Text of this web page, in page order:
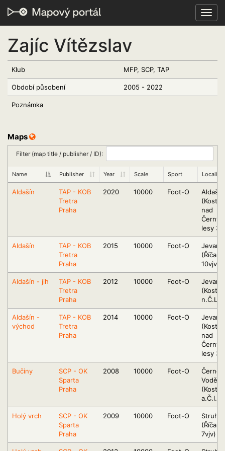
Zajíc Vítězslav
Klub MFP, SCP, TAP
Období působení 2005 - 2022
Poznámka
Maps
Filter (map title / publisher / ID):
Name Publisher Year Scale Sport Locality
Aldašín
TAP - KOB
Tretra
Praha
2020 10000 Foot-O
Aldašín
nad
lesy
Aldašín
TAP - KOB
Tretra
Praha
2015 10000 Foot-O
Jevany
(Říčany
10vjv)
Aldašín - jih
TAP - KOB
Tretra
Praha
2012 10000 Foot-O
Jevany
n.Č.L.
Aldašín -
východ
TAP - KOB
Tretra
Praha
2014 10000 Foot-O
Jevany
nad
lesy
Bučiny
SCP - OK
Sparta
Praha
2008 10000 Foot-O
Černé
a.Č.l.
Holý vrch
SCP - OK
Sparta
Praha
2009 10000 Foot-O
(Říčany
7vjv)